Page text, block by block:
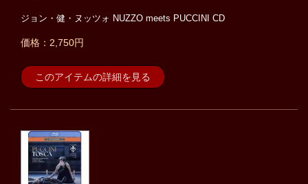
ジョン・健・ヌッツォ NUZZO meets PUCCINI CD
価格：2,750円
このアイテムの詳細を見る